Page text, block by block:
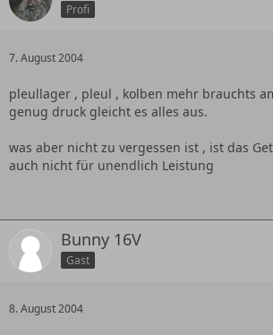
Profi
7. August 2004
pleullager , pleul , kolben mehr brauchts
genug druck gleicht es alles aus.
was aber nicht zu vergessen ist , ist das
auch nicht für unendlich Leistung
Bunny 16V
Gast
8. August 2004